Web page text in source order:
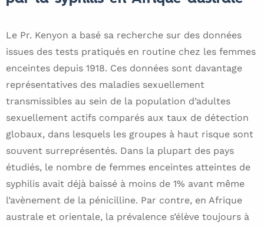
Le Pr. Kenyon a basé sa recherche sur des données
issues des tests pratiqués en routine chez les femmes
enceintes depuis 1918. Ces données sont davantage
représentatives des maladies sexuellement
transmissibles au sein de la population d’adultes
sexuellement actifs comparés aux taux de détection
globaux, dans lesquels les groupes à haut risque sont
souvent surreprésentés. Dans la plupart des pays
étudiés, le nombre de femmes enceintes atteintes de
syphilis avait déjà baissé à moins de 1% avant même
l’avènement de la pénicilline. Par contre, en Afrique
australe et orientale, la prévalence s’élève toujours à